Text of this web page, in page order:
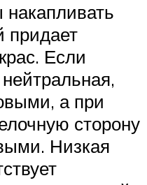
придает
Если
а при
сторону
Низкая